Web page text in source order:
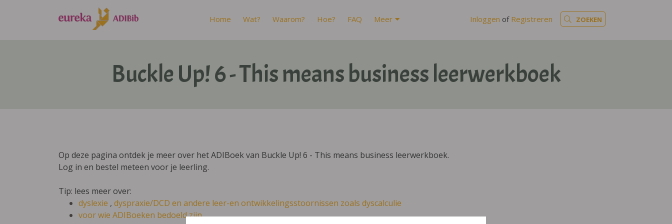
Home Wat? Waarom? Hoe? FAQ Meer Inloggen of Registreren ZOEKEN
Buckle Up! 6 - This means business leerwerkboek
Op deze pagina ontdek je meer over het ADIBoek van Buckle Up! 6 - This means business leerwerkboek.
Log in en bestel meteen voor je leerling.
Tip: lees meer over:
dyslexie , dyspraxie/DCD en andere leer-en ontwikkelingsstoornissen zoals dyscalculie
voor wie ADIBoeken bedoeld zijn